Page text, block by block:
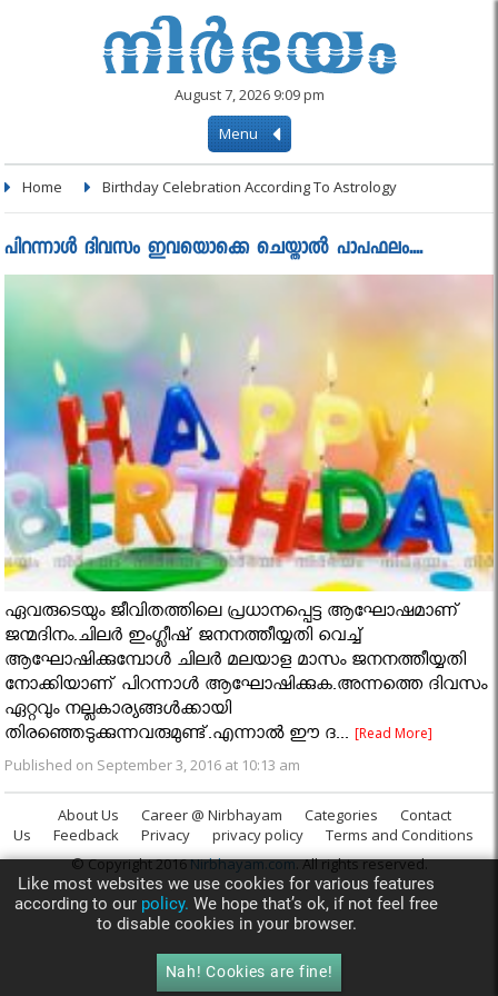
August 7, 2026 9:09 pm
Menu
Home Birthday Celebration According To Astrology
പിറന്നാള്‍ ദിവസം ഇവയൊക്കെ ചെയ്താല്‍ പാപഫലം....
ഏവരുടെയും ജീവിതത്തിലെ പ്രധാനപ്പെട്ട ആഘോഷമാണ്
ജന്മദിനം.ചിലര്‍ ഇംഗ്ലീഷ് ജനനത്തീയ്യതി വെച്ച്
ആഘോഷിക്കുമ്പോള്‍ ചിലര്‍ മലയാള മാസം ജനനത്തീയ്യതി
നോക്കിയാണ് പിറന്നാള്‍ ആഘോഷിക്കുക.അന്നത്തെ ദിവസം
ഏറ്റവും നല്ലകാര്യങ്ങൾക്കായി
തിരഞ്ഞെടുക്കുന്നവരുമുണ്ട്.എന്നാൽ ഈ ദ...[Read More]
Published on September 3, 2016 at 10:13 am
About Us Career @ Nirbhayam Categories
Contact
Us
Feedback Privacy privacy policy
Terms and Conditions
© Copyright 2016Nirbhayam.com. All rights reserved.
Like most websites we use cookies for various features
according to our policy. We hope that’s ok, if not feel free
to disable cookies in your browser.
Nah! Cookies are fine!